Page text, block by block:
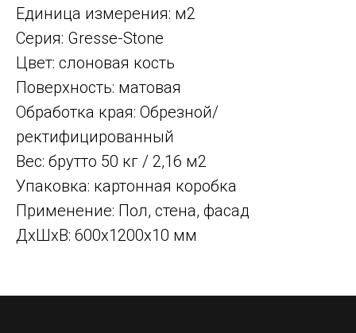
Единица измерения: м2
Серия: Gresse-Stone
Цвет: слоновая кость
Поверхность: матовая
Обработка края: Обрезной/
ректифицированный
Вес: брутто 50 кг / 2,16 м2
Упаковка: картонная коробка
Применение: Пол, стена, фасад
ДxШxВ: 600x1200x10 мм